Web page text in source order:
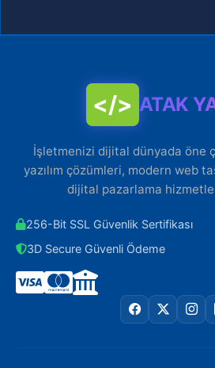
</> ATAK
İşletmenizi dijital dünyada öne
yazılım çözümleri, modern web
dijital pazarlama
256-Bit SSL Güvenlik Sertifikası
3D Secure Güvenli Ödeme